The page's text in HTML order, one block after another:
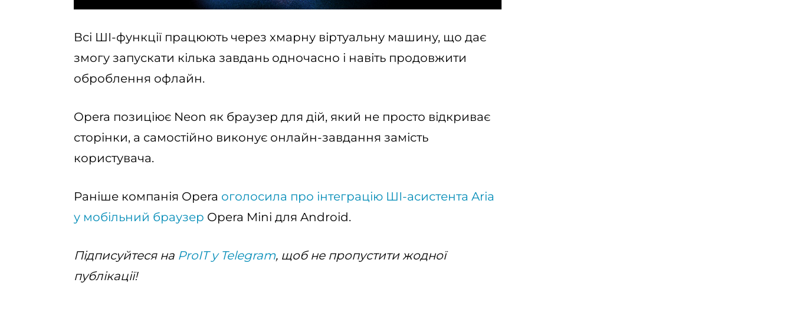
Всі ШІ-функції працюють через хмарну віртуальну машину, що дає
змогу запускати кілька завдань одночасно і навіть продовжити
оброблення офлайн.
Opera позиціює Neon як браузер для дій, який не просто відкриває
сторінки, а самостійно виконує онлайн-завдання замість
користувача.
Раніше компанія Opera оголосила про інтеграцію ШІ-асистента Aria
у мобільний браузер Opera Mini для Android.
Підписуйтеся на ProIT у Telegram, щоб не пропустити жодної
публікації!